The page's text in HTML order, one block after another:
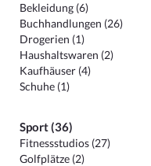
Bekleidung (6)
Buchhandlungen (26)
Drogerien (1)
Haushaltswaren (2)
Kaufhäuser (4)
Schuhe (1)
Sport (36)
Fitnessstudios (27)
Golfplätze (2)